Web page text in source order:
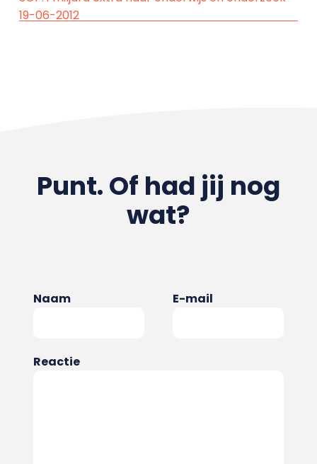
19-06-2012
Punt. Of had jij nog
wat?
Naam E-mail
Reactie